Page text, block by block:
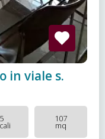
in viale s.
5 107
mq